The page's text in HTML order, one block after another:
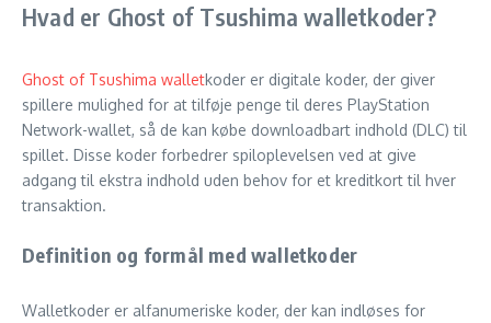
Hvad er Ghost of Tsushima walletkoder?
Ghost of Tsushima walletkoder er digitale koder, der giver
spillere mulighed for at tilføje penge til deres PlayStation
Network-wallet, så de kan købe downloadbart indhold (DLC) til
spillet. Disse koder forbedrer spiloplevelsen ved at give
adgang til ekstra indhold uden behov for et kreditkort til hver
transaktion.
Definition og formål med walletkoder
Walletkoder er alfanumeriske koder, der kan indløses for